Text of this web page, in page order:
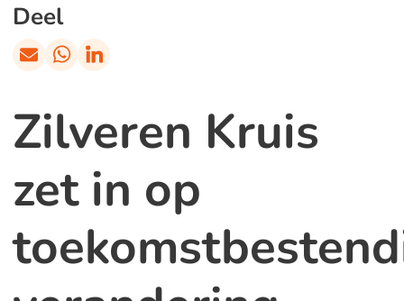
Zilveren Kruis
zet in op
Deel